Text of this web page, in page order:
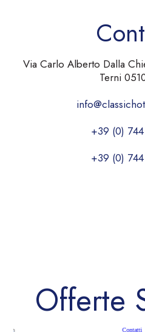
Via Carlo Alberto Dalla
Terni
+39 (0)
+39 (0)
Offerte